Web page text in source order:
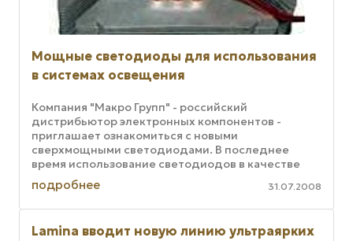
Мощные светодиоды для использования
в системах освещения
Компания "Макро Групп" - российский
дистрибьютор электронных компонентов -
приглашает ознакомиться с новыми
сверхмощными светодиодами. В последнее
время использование светодиодов в качестве
элементов освещения и декоративной подсветки
получает все ...
подробнее 31.07.2008
Lamina вводит новую линию ультраярких